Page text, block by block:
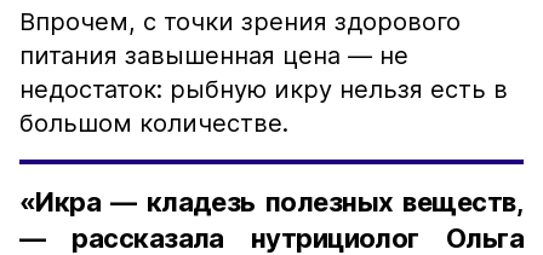
Впрочем, с точки зрения здорового
питания завышенная цена — не
недостаток: рыбную икру нельзя есть в
большом количестве.
«Икра — кладезь полезных веществ,
— рассказала нутрициолог Ольга